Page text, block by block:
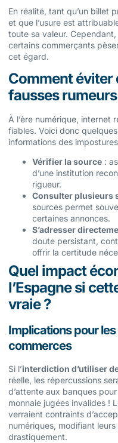
En réalité, tant qu’un billet
et que l’usure est
toute sa valeur.
certains commerçants
cet égard.
Comment éviter
fausses
À l’ère numérique, internet
fiables. Voici donc
informations des
Vérifier la source :
d’une institution
rigueur.
Consulter plusieurs
sources permet
certaines annonces.
S’adresser
doute persistant,
offrir la certitude
Quel impact
l’Espagne si
vraie ?
Implications pour
commerces
Si l’interdiction d’utiliser
réelle, les répercussions
d’attente aux banques
monnaie jugées invalides !
verraient contraints
numériques, modifiant
drastiquement.